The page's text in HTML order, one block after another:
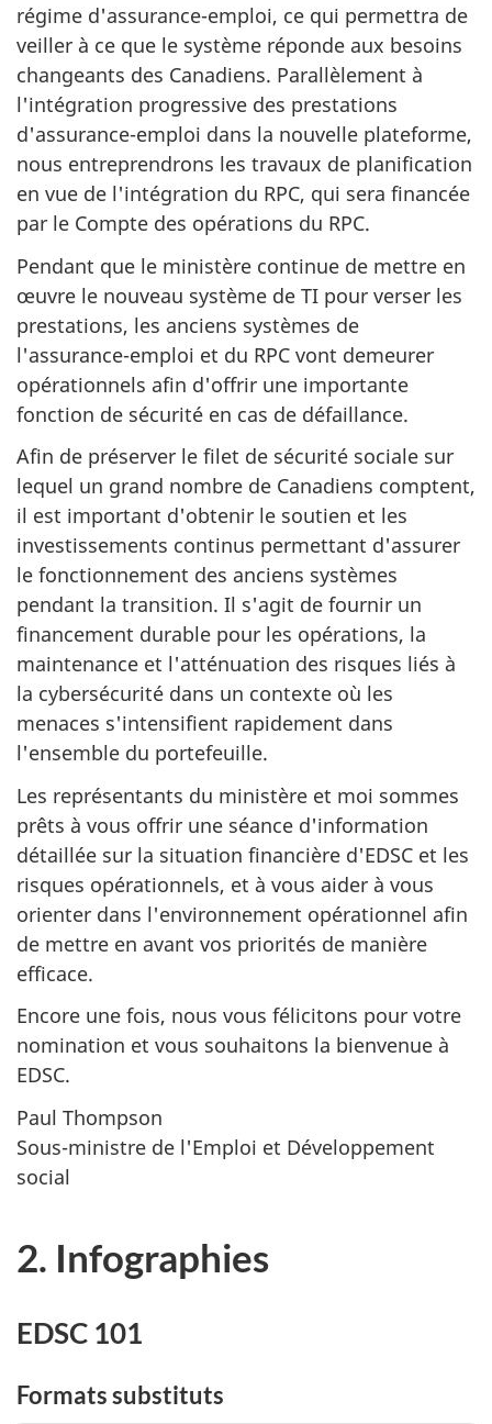
régime d'assurance-emploi, ce qui permettra de
veiller à ce que le système réponde aux besoins
changeants des Canadiens. Parallèlement à
l'intégration progressive des prestations
d'assurance-emploi dans la nouvelle plateforme,
nous entreprendrons les travaux de planification
en vue de l'intégration du RPC, qui sera financée
par le Compte des opérations du RPC.
Pendant que le ministère continue de mettre en
œuvre le nouveau système de TI pour verser les
prestations, les anciens systèmes de
l'assurance-emploi et du RPC vont demeurer
opérationnels afin d'offrir une importante
fonction de sécurité en cas de défaillance.
Afin de préserver le filet de sécurité sociale sur
lequel un grand nombre de Canadiens comptent,
il est important d'obtenir le soutien et les
investissements continus permettant d'assurer
le fonctionnement des anciens systèmes
pendant la transition. Il s'agit de fournir un
financement durable pour les opérations, la
maintenance et l'atténuation des risques liés à
la cybersécurité dans un contexte où les
menaces s'intensifient rapidement dans
l'ensemble du portefeuille.
Les représentants du ministère et moi sommes
prêts à vous offrir une séance d'information
détaillée sur la situation financière d'EDSC et les
risques opérationnels, et à vous aider à vous
orienter dans l'environnement opérationnel afin
de mettre en avant vos priorités de manière
efficace.
Encore une fois, nous vous félicitons pour votre
nomination et vous souhaitons la bienvenue à
EDSC.
Paul Thompson
Sous-ministre de l'Emploi et Développement
social
2. Infographies
EDSC 101
Formats substituts